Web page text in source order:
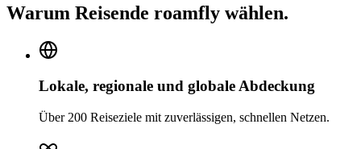
Warum Reisende roamfly wählen.
Lokale, regionale und globale Abdeckung
Über 200 Reiseziele mit zuverlässigen, schnellen Netzen.